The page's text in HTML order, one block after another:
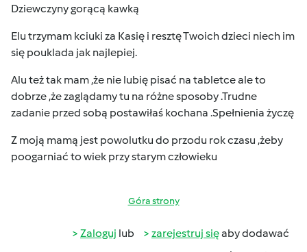
Dziewczyny gorącą kawką
Elu trzymam kciuki za Kasię i resztę Twoich dzieci niech im
się pouklada jak najlepiej.
Alu też tak mam ,że nie lubię pisać na tabletce ale to
dobrze ,że zaglądamy tu na różne sposoby .Trudne
zadanie przed sobą postawiłaś kochana .Spełnienia życzę
Z moją mamą jest powolutku do przodu rok czasu ,żeby
poogarniać to wiek przy starym człowieku
Góra strony
Zaloguj lub zarejestruj sięaby dodawać